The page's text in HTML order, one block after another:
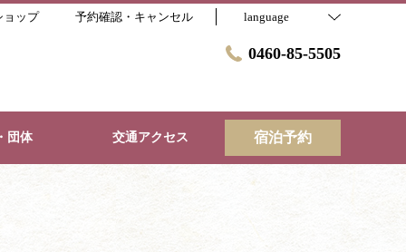
ョップ 予約確認・キャンセル language
0460-85-5505
団体 交通アクセス 宿泊予約